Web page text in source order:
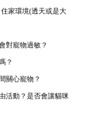
家環境(透天或是大
對寵物過敏？
？
關心寵物？
活動？是否會讓貓咪